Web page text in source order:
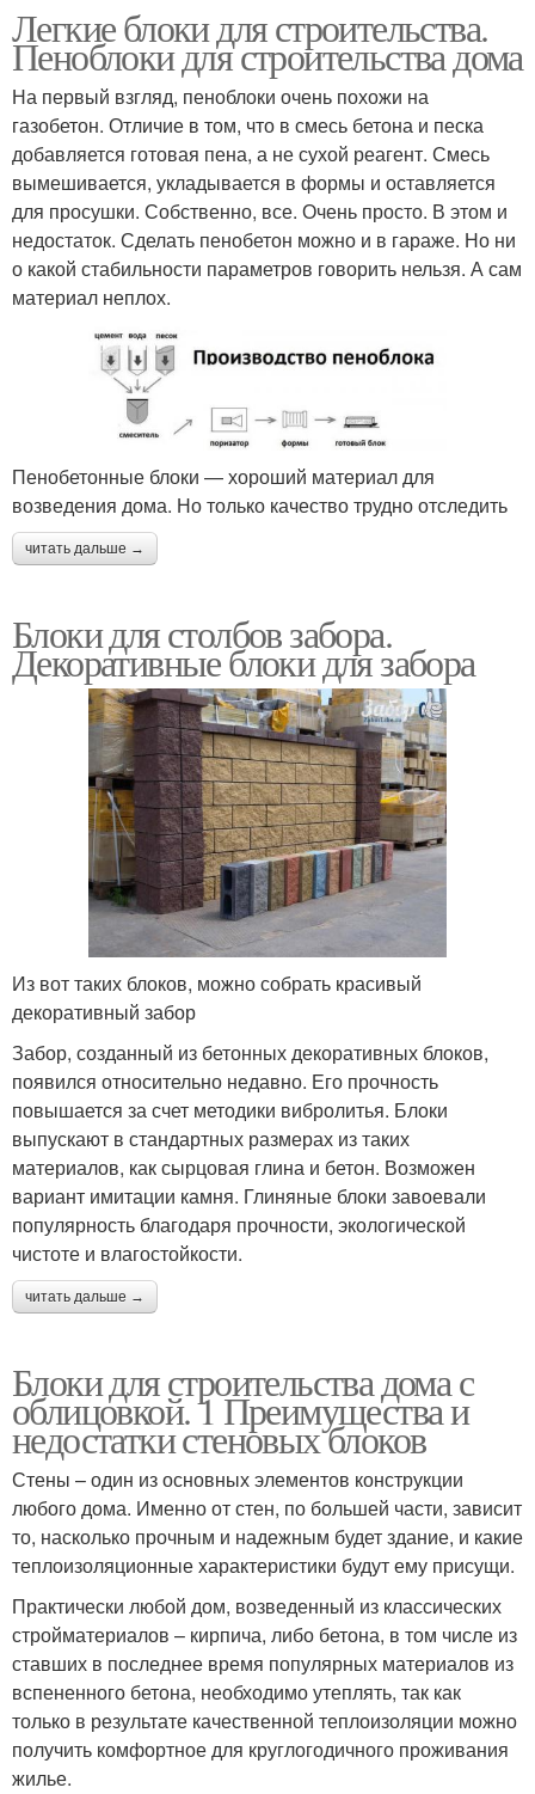
Легкие блоки для строительства.
Пеноблоки для строительства дома
На первый взгляд, пеноблоки очень похожи на
газобетон. Отличие в том, что в смесь бетона и песка
добавляется готовая пена, а не сухой реагент. Смесь
вымешивается, укладывается в формы и оставляется
для просушки. Собственно, все. Очень просто. В этом и
недостаток. Сделать пенобетон можно и в гараже. Но ни
о какой стабильности параметров говорить нельзя. А сам
материал неплох.
Пенобетонные блоки — хороший материал для
возведения дома. Но только качество трудно отследить
читать дальше →
Блоки для столбов забора.
Декоративные блоки для забора
Из вот таких блоков, можно собрать красивый
декоративный забор
Забор, созданный из бетонных декоративных блоков,
появился относительно недавно. Его прочность
повышается за счет методики вибролитья. Блоки
выпускают в стандартных размерах из таких
материалов, как сырцовая глина и бетон. Возможен
вариант имитации камня. Глиняные блоки завоевали
популярность благодаря прочности, экологической
чистоте и влагостойкости.
читать дальше →
Блоки для строительства дома с
облицовкой. 1 Преимущества и
недостатки стеновых блоков
Стены – один из основных элементов конструкции
любого дома. Именно от стен, по большей части, зависит
то, насколько прочным и надежным будет здание, и какие
теплоизоляционные характеристики будут ему присущи.
Практически любой дом, возведенный из классических
стройматериалов – кирпича, либо бетона, в том числе из
ставших в последнее время популярных материалов из
вспененного бетона, необходимо утеплять, так как
только в результате качественной теплоизоляции можно
получить комфортное для круглогодичного проживания
жилье.